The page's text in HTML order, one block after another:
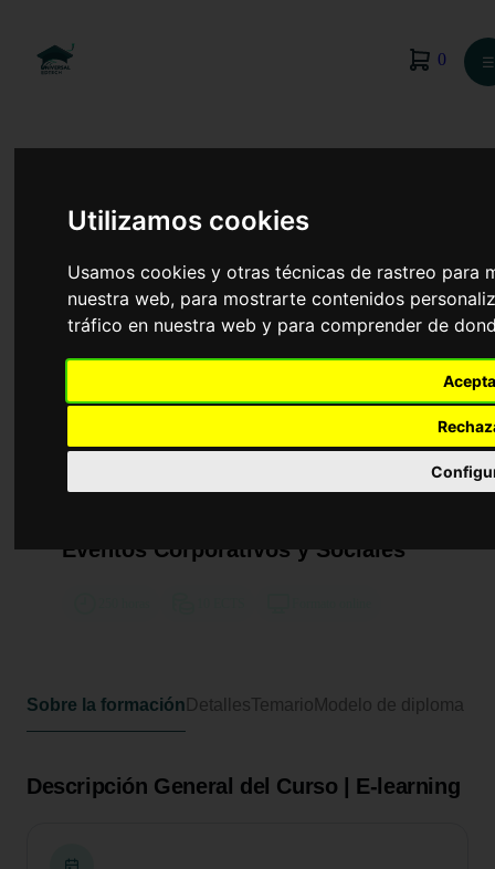
Utilizamos cookies
Usamos cookies y otras técnicas de rastreo para
nuestra web, para mostrarte contenidos
tráfico en nuestra web y para comprender de
0 ☰
Curso de Desarrollo Profesional en
Eventos Corporativos y Sociales
Sobre la formación DetallesTemario Modelo de diploma
Descripción General del Curso | E-learning